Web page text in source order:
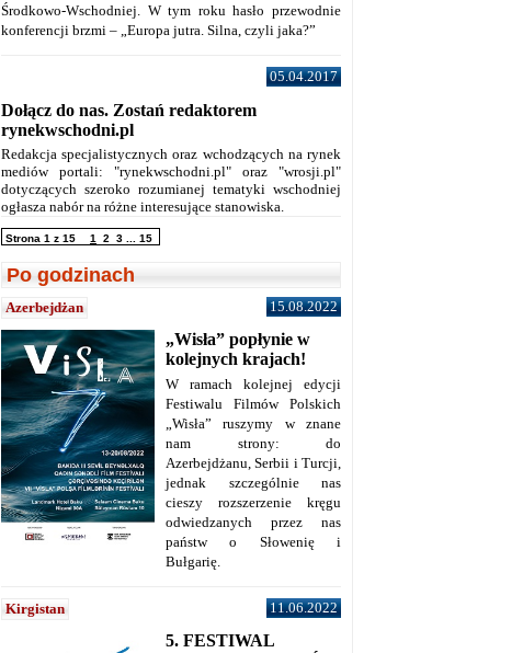
Środkowo-Wschodniej. W tym roku hasło przewodnie
konferencji brzmi – „Europa jutra. Silna, czyli jaka?”
05.04.2017
Dołącz do nas. Zostań redaktorem
rynekwschodni.pl
Redakcja specjalistycznych oraz wchodzących na rynek
mediów portali: "rynekwschodni.pl" oraz "wrosji.pl"
dotyczących szeroko rozumianej tematyki wschodniej
ogłasza nabór na różne interesujące stanowiska.
Strona 1 z 15 1 2 3 15
Po godzinach
Azerbejdżan 15.08.2022
„Wisła” popłynie w
kolejnych krajach!
W ramach kolejnej edycji
Festiwalu Filmów Polskich
„Wisła” ruszymy w znane
nam strony: do
Azerbejdżanu, Serbii i Turcji,
jednak szczególnie nas
cieszy rozszerzenie kręgu
odwiedzanych przez nas
państw o Słowenię i
Bułgarię.
Kirgistan 11.06.2022
5. FESTIWAL